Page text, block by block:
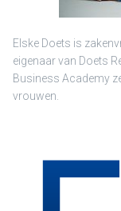
Elske Doets is
eigenaar van Doets
Business Academy
vrouwen.